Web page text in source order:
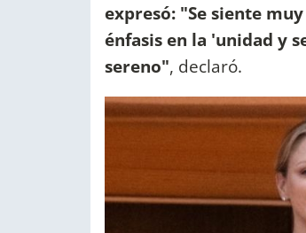
expresó: "Se siente
énfasis en la 'unidad y
sereno", declaró.